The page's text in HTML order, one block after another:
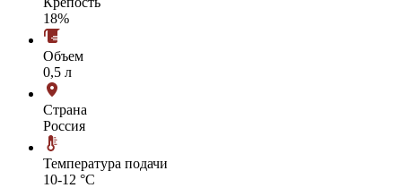
18%
Объем
0,5 л
Страна
Россия
Температура подачи
10-12 °С